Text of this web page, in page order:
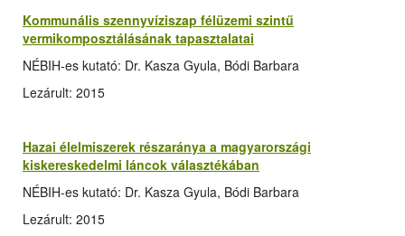
Kommunális szennyvíziszap félüzemi szintű
vermikomposztálásának tapasztalatai
NÉBIH-es kutató: Dr. Kasza Gyula, Bódi Barbara
Lezárult: 2015
Hazai élelmiszerek részaránya a magyarországi
kiskereskedelmi láncok választékában
NÉBIH-es kutató: Dr. Kasza Gyula, Bódi Barbara
Lezárult: 2015